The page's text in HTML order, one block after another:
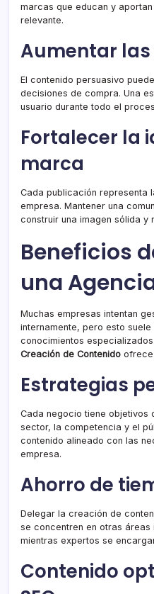
marcas que educan y
relevante.
Aumentar
El contenido persuasivo
decisiones de compra. Una
usuario durante todo el
Fortalecer la
marca
Cada publicación representa
empresa. Mantener una
construir una imagen sólida y
Beneficios
una
Muchas empresas intentan
internamente, pero esto
conocimientos
Creación de Contenido ofrece
Estrategias
Cada negocio tiene objetivos
sector, la competencia y el
contenido alineado con las
empresa.
Ahorro de
Delegar la creación de
se concentren en otras áreas
mientras expertos se
Contenido